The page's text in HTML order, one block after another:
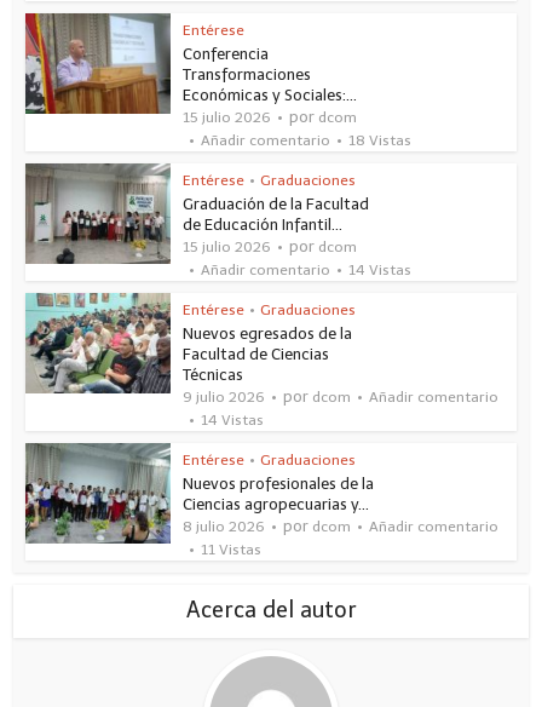
Entérese
Conferencia
Transformaciones
Económicas y Sociales:...
15 julio 2026 por dcom
Añadir comentario
18 Vistas
Entérese • Graduaciones
Graduación de la Facultad
de Educación Infantil...
15 julio 2026 por dcom
Añadir comentario
14 Vistas
Entérese • Graduaciones
Nuevos egresados de la
Facultad de Ciencias
Técnicas
9 julio 2026 por dcom
Añadir comentario
14 Vistas
Entérese • Graduaciones
Nuevos profesionales de la
Ciencias agropecuarias y...
8 julio 2026 por dcom
Añadir comentario
11 Vistas
Acerca del autor